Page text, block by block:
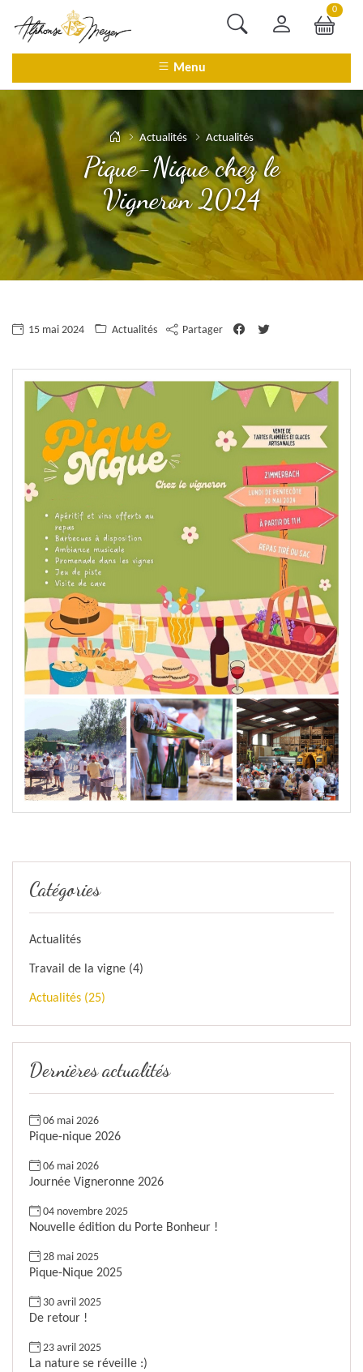
Menu
0
Actualités Actualités
Pique-Nique chez le
Vigneron 2024
15 mai 2024 Actualités Partager FacebookTwitter
Catégories
Actualités
Travail de la vigne (4)
Actualités (25)
Dernières actualités
06 mai 2026
Pique-nique 2026
06 mai 2026
Journée Vigneronne 2026
04 novembre 2025
Nouvelle édition du Porte Bonheur !
28 mai 2025
Pique-Nique 2025
30 avril 2025
De retour !
23 avril 2025
La nature se réveille :)